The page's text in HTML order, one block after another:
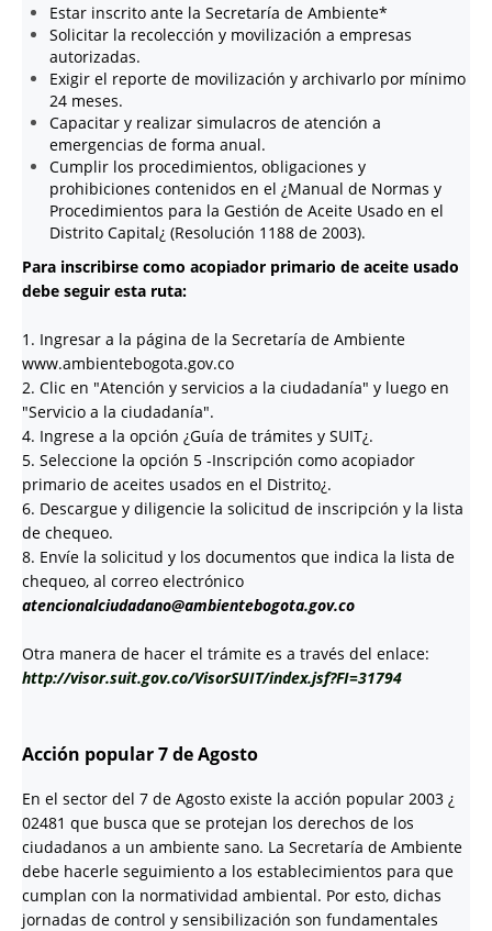
Estar inscrito ante la Secretaría de Ambiente*
Solicitar la recolección y movilización a empresas
autorizadas.
Exigir el reporte de movilización y archivarlo por mínimo
24 meses.
Capacitar y realizar simulacros de atención a
emergencias de forma anual.
Cumplir los procedimientos, obligaciones y
prohibiciones contenidos en el ¿Manual de Normas y
Procedimientos para la Gestión de Aceite Usado en el
Distrito Capital¿ (Resolución 1188 de 2003).
Para inscribirse como acopiador primario de aceite usado
debe seguir esta ruta:
1. Ingresar a la página de la Secretaría de Ambiente
www.ambientebogota.gov.co
2. Clic en "Atención y servicios a la ciudadanía" y luego en
"Servicio a la ciudadanía".
4. Ingrese a la opción ¿Guía de trámites y SUIT¿.
5. Seleccione la opción 5 -Inscripción como acopiador
primario de aceites usados en el Distrito¿.
6. Descargue y diligencie la solicitud de inscripción y la lista
de chequeo.
8. Envíe la solicitud y los documentos que indica la lista de
chequeo, al correo electrónico
atencionalciudadano@ambientebogota.gov.co
Otra manera de hacer el trámite es a través del enlace:
http://visor.suit.gov.co/VisorSUIT/index.jsf?FI=31794
Acción popular 7 de Agosto
En el sector del 7 de Agosto existe la acción popular 2003 ¿
02481 que busca que se protejan los derechos de los
ciudadanos a un ambiente sano. La Secretaría de Ambiente
debe hacerle seguimiento a los establecimientos para que
cumplan con la normatividad ambiental. Por esto, dichas
jornadas de control y sensibilización son fundamentales